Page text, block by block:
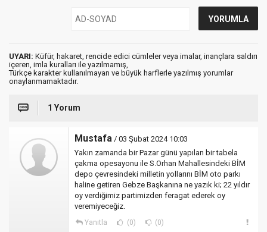
UYARI: Küfür, hakaret, rencide edici cümleler veya imalar, inançlara saldırı
içeren, imla kuralları ile yazılmamış,
Türkçe karakter kullanılmayan ve büyük harflerle yazılmış yorumlar
onaylanmamaktadır.
1 Yorum
Mustafa / 03 Şubat 2024 10:03
Yakın zamanda bir Pazar günü yapılan bir tabela
çakma opesayonu ile S.Orhan Mahallesindeki BİM
depo çevresindeki milletin yollarını BİM oto parkı
haline getiren Gebze Başkanına ne yazık ki; 22 yıldır
oy verdiğimiz partimizden feragat ederek oy
veremiyeceğiz.
Yanıtla (0) (0)